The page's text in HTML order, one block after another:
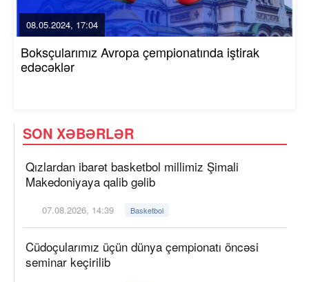
08.05.2024, 17:04
Boksçularımız Avropa çempionatında iştirak
edəcəklər
SON XƏBƏRLƏR
Qızlardan ibarət basketbol millimiz Şimali
Makedoniyaya qalib gəlib
07.08.2026, 14:39 Basketbol
Cüdoçularımız üçün dünya çempionatı öncəsi
seminar keçirilib